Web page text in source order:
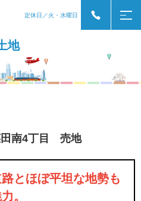
定休日／火・水曜日
地
田南4丁目 売地
とほぼ平坦な地勢も
。